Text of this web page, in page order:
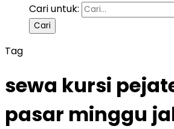
Cari untuk:
Tag
sewa kursi
pasar minggu